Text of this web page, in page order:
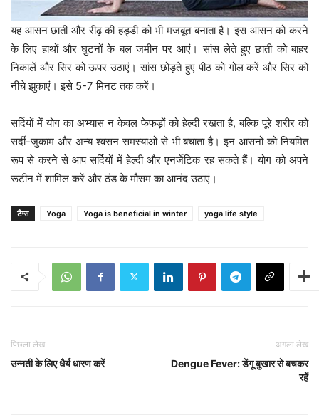
यह आसन छाती और रीढ़ की हड्डी को भी मजबूत बनाता है। इस आसन को करने
के लिए हाथों और घुटनों के बल जमीन पर आएं। सांस लेते हुए छाती को बाहर
निकालें और सिर को ऊपर उठाएं। सांस छोड़ते हुए पीठ को गोल करें और सिर को
नीचे झुकाएं। इसे 5-7 मिनट तक करें।
सर्दियों में योग का अभ्यास न केवल फेफड़ों को हेल्दी रखता है, बल्कि पूरे शरीर को
सर्दी-जुकाम और अन्य श्वसन समस्याओं से भी बचाता है। इन आसनों को नियमित
रूप से करने से आप सर्दियों में हेल्दी और एनर्जेटिक रह सकते हैं। योग को अपने
रूटीन में शामिल करें और ठंड के मौसम का आनंद उठाएं।
टैग्स Yoga Yoga is beneficial in winter yoga life style
पिछला लेख
उन्नती के लिए धैर्य धारण करें
अगला लेख
Dengue Fever: डेंगू बुखार से बचकर
रहें